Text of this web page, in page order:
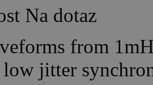
Na dotaz
from
low jitter